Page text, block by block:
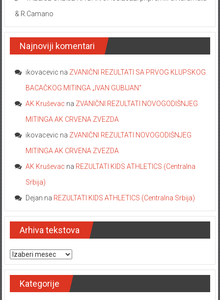
& R.Camano
Najnoviji komentari
ikovacevic na ZVANIČNI REZULTATI SA PRVOG KLUPSKOG
BACAČKOG MITINGA „IVAN GUBIJAN“
AK Kruševac na ZVANIČNI REZULTATI NOVOGODIŠNJEG
MITINGA AK CRVENA ZVEZDA
ikovacevic na ZVANIČNI REZULTATI NOVOGODIŠNJEG
MITINGA AK CRVENA ZVEZDA
AK Kruševac na REZULTATI KIDS ATHLETICS (Centralna
Srbija)
Dejan na REZULTATI KIDS ATHLETICS (Centralna Srbija)
Arhiva tekstova
Arhiva tekstova
Kategorije